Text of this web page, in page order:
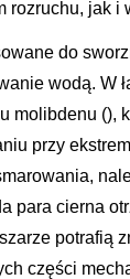
rozruchu, jak i
do
wodą. W
molibdenu (),
przy
para cierna
potrafią
części